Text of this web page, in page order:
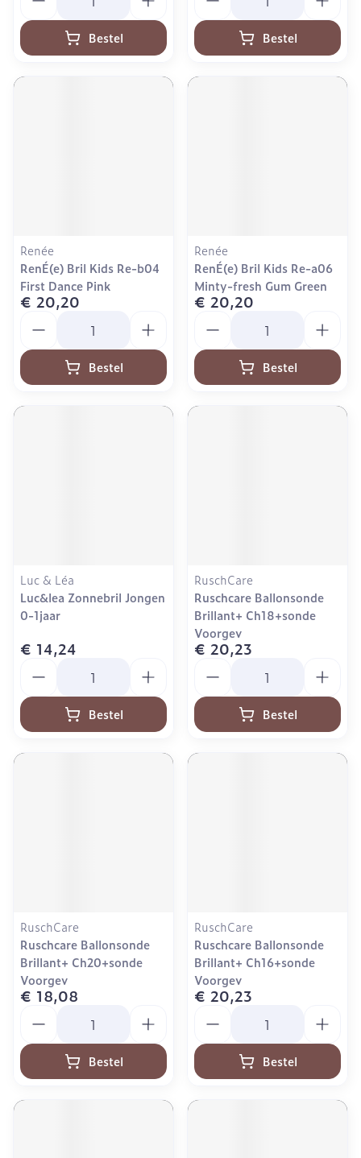
Bestel Bestel
Renée
RenÉ(e) Bril Kids Re-b04
First Dance Pink
€ 20,20
Bestel
Renée
RenÉ(e) Bril Kids Re-a06
Minty-fresh Gum Green
€ 20,20
Bestel
Luc & Léa
Luc&lea Zonnebril Jongen
0-1jaar
€ 14,24
Bestel
RuschCare
Ruschcare Ballonsonde
Brillant+ Ch18+sonde
Voorgev
€ 20,23
Bestel
RuschCare
Ruschcare Ballonsonde
Brillant+ Ch20+sonde
Voorgev
€ 18,08
Bestel
RuschCare
Ruschcare Ballonsonde
Brillant+ Ch16+sonde
Voorgev
€ 20,23
Bestel